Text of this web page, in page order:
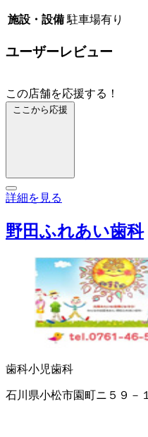
施設・設備 駐車場有り
ユーザーレビュー
この店舗を応援する！
ここから応援
詳細を見る
野田ふれあい歯科
歯科小児歯科
石川県小松市園町ニ５９－１